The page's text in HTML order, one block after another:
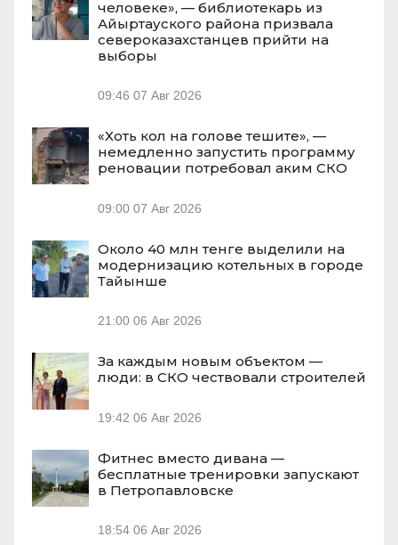
человеке», — библиотекарь из
Айыртауского района призвала
североказахстанцев прийти на
выборы
09:46 07 Авг 2026
«Хоть кол на голове тешите», —
немедленно запустить программу
реновации потребовал аким СКО
09:00 07 Авг 2026
Около 40 млн тенге выделили на
модернизацию котельных в городе
Тайынше
21:00 06 Авг 2026
За каждым новым объектом —
люди: в СКО чествовали строителей
19:42 06 Авг 2026
Фитнес вместо дивана —
бесплатные тренировки запускают
в Петропавловске
18:54 06 Авг 2026